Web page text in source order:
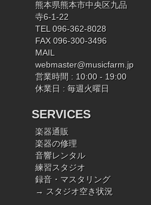
熊本県熊本市中央区九品
寺6-1-22
TEL 096-362-8028
FAX 096-300-3496
MAIL
webmaster@musicfarm.jp
営業時間 : 10:00 - 19:00
休業日 : 毎週火曜日
SERVICES
楽器通販
楽器の修理
音響レンタル
練習スタジオ
録音・マスタリング
→ スタジオ空き状況